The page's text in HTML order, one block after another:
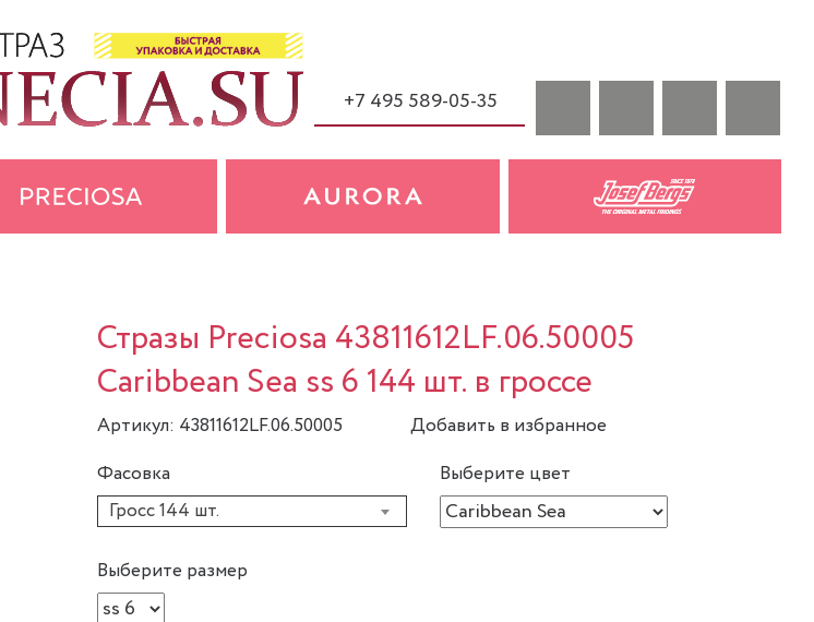
+7 495 589-05-35
Стразы Preciosa 43811612LF.06.50005
Caribbean Sea ss 6 144 шт. в гроссе
Артикул: 43811612LF.06.50005
Добавить в избранное
Фасовка
Гросс 144 шт.
Выберите цвет
Выберите размер